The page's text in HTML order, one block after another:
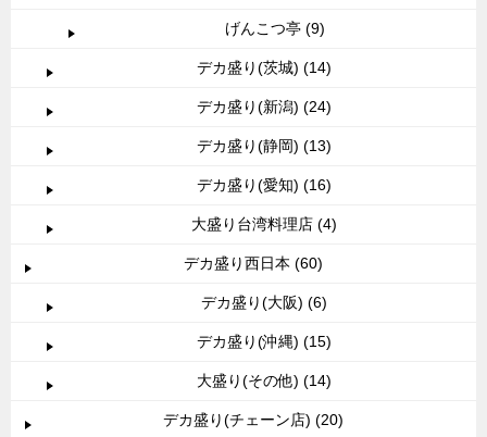
げんこつ亭 (9)
デカ盛り(茨城) (14)
デカ盛り(新潟) (24)
デカ盛り(静岡) (13)
デカ盛り(愛知) (16)
大盛り台湾料理店 (4)
デカ盛り西日本 (60)
デカ盛り(大阪) (6)
デカ盛り(沖縄) (15)
大盛り(その他) (14)
デカ盛り(チェーン店) (20)